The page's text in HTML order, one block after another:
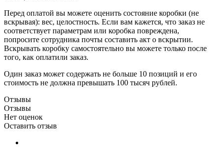
Перед оплатой вы можете оценить состояние коробки (не
вскрывая): вес, целостность. Если вам кажется, что заказ не
соответствует параметрам или коробка повреждена,
попросите сотрудника почты составить акт о вскрытии.
Вскрывать коробку самостоятельно вы можете только после
того, как оплатили заказ.
Один заказ может содержать не больше 10 позиций и его
стоимость не должна превышать 100 тысяч рублей.
Отзывы
Отзывы
Нет оценок
Оставить отзыв